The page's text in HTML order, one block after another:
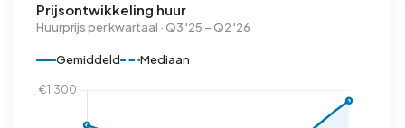
Prijsontwikkeling huur
Huurprijs per kwartaal · Q3 '25 – Q2 '26
Gemiddeld Mediaan